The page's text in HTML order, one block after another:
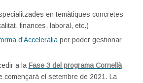
en temàtiques concretes
finances, laboral, etc.)
d’Acceleraliaper poder gestionar
a la Fase 3 del programa Cornellà
començarà el setembre de 2021. La